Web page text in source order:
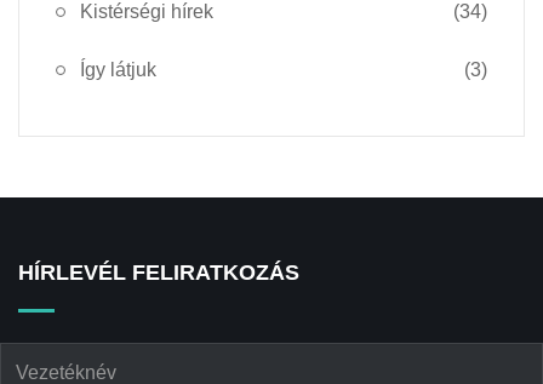
Kistérségi hírek (34)
Így látjuk (3)
HÍRLEVÉL FELIRATKOZÁS